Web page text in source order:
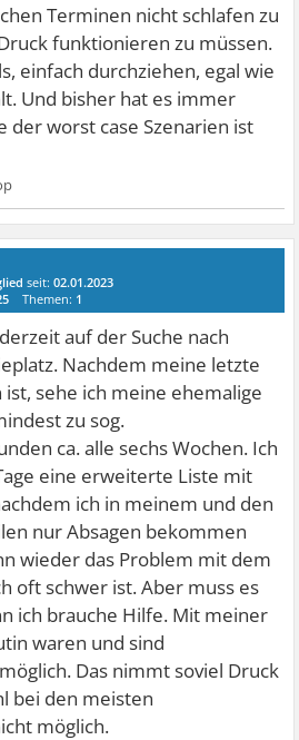
Terminen nicht schlafen zu
funktionieren zu müssen.
einfach durchziehen, egal wie
Und bisher hat es immer
worst case Szenarien ist
seit:02.01.2023
Themen: 1
auf der Suche nach
Nachdem meine letzte
sehe ich meine ehemalige
zu sog.
ca. alle sechs Wochen. Ich
eine erweiterte Liste mit
ich in meinem und den
nur Absagen bekommen
wieder das Problem mit dem
oft schwer ist. Aber muss es
ich brauche Hilfe. Mit meiner
waren und sind
Das nimmt soviel Druck
bei den meisten
möglich.